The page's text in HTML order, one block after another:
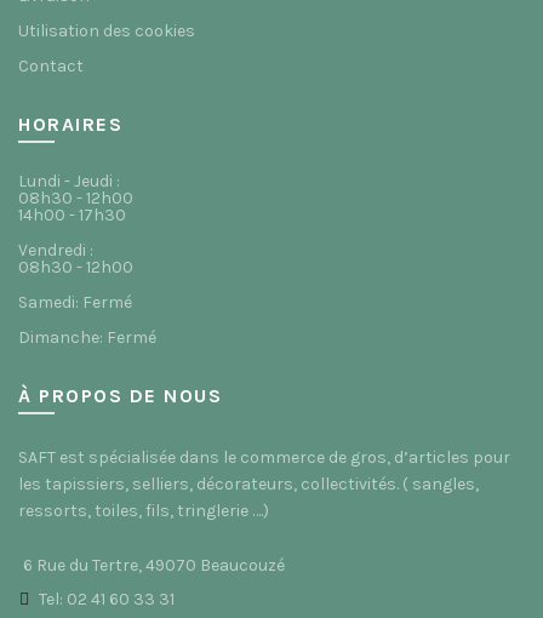
Utilisation des cookies
Contact
HORAIRES
Lundi - Jeudi :
08h30 - 12h00
14h00 - 17h30
Vendredi :
08h30 - 12h00
Samedi: Fermé
Dimanche: Fermé
À PROPOS DE NOUS
SAFT est spécialisée dans le commerce de gros, d’articles pour
les tapissiers, selliers, décorateurs, collectivités. ( sangles,
ressorts, toiles, fils, tringlerie ….)
6 Rue du Tertre, 49070 Beaucouzé
Tel: 02 41 60 33 31